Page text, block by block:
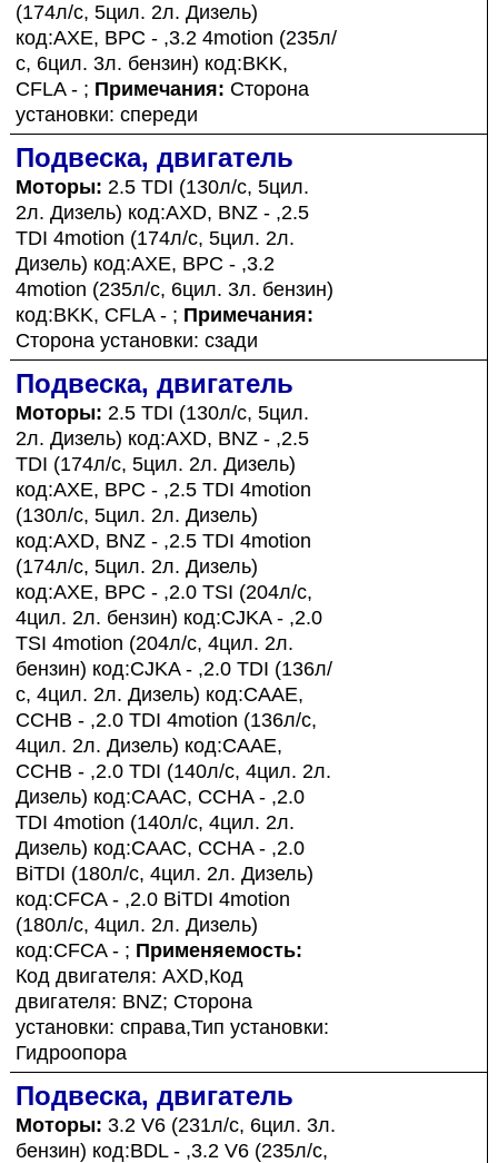
(174л/с, 5цил. 2л. Дизель)
код:AXE, BPC - ,3.2 4motion (235л/
с, 6цил. 3л. бензин) код:BKK,
CFLA - ; Примечания: Сторона
установки: спереди
Подвеска, двигатель
Моторы: 2.5 TDI (130л/с, 5цил.
2л. Дизель) код:AXD, BNZ - ,2.5
TDI 4motion (174л/с, 5цил. 2л.
Дизель) код:AXE, BPC - ,3.2
4motion (235л/с, 6цил. 3л. бензин)
код:BKK, CFLA - ; Примечания:
Сторона установки: сзади
Подвеска, двигатель
Моторы: 2.5 TDI (130л/с, 5цил.
2л. Дизель) код:AXD, BNZ - ,2.5
TDI (174л/с, 5цил. 2л. Дизель)
код:AXE, BPC - ,2.5 TDI 4motion
(130л/с, 5цил. 2л. Дизель)
код:AXD, BNZ - ,2.5 TDI 4motion
(174л/с, 5цил. 2л. Дизель)
код:AXE, BPC - ,2.0 TSI (204л/с,
4цил. 2л. бензин) код:CJKA - ,2.0
TSI 4motion (204л/с, 4цил. 2л.
бензин) код:CJKA - ,2.0 TDI (136л/
с, 4цил. 2л. Дизель) код:CAAE,
CCHB - ,2.0 TDI 4motion (136л/с,
4цил. 2л. Дизель) код:CAAE,
CCHB - ,2.0 TDI (140л/с, 4цил. 2л.
Дизель) код:CAAC, CCHA - ,2.0
TDI 4motion (140л/с, 4цил. 2л.
Дизель) код:CAAC, CCHA - ,2.0
BiTDI (180л/с, 4цил. 2л. Дизель)
код:CFCA - ,2.0 BiTDI 4motion
(180л/с, 4цил. 2л. Дизель)
код:CFCA - ; Применяемость:
Код двигателя: AXD,Код
двигателя: BNZ; Сторона
установки: справа,Тип установки:
Гидроопора
Подвеска, двигатель
Моторы: 3.2 V6 (231л/с, 6цил. 3л.
бензин) код:BDL - ,3.2 V6 (235л/с,